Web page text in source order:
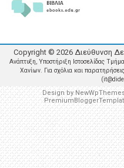
Copyright © 2026 Διεύθυνση
Ανάπτυξη, Υποστήριξη Ιστοσελίδας
Χανίων. Για σχόλια και
Design by